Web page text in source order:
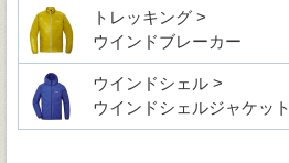
トレッキング >
ウインドブレーカー
ウインドシェル >
ウインドシェルジャケット